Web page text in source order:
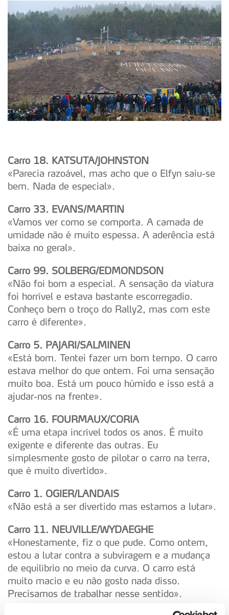
Carro 18. KATSUTA/JOHNSTON
«Parecia razoável, mas acho que o Elfyn saiu-se
bem. Nada de especial».
Carro 33. EVANS/MARTIN
«Vamos ver como se comporta. A camada de
umidade não é muito espessa. A aderência está
baixa no geral».
Carro 99. SOLBERG/EDMONDSON
«Não foi bom a especial. A sensação da viatura
foi horrível e estava bastante escorregadio.
Conheço bem o troço do Rally2, mas com este
carro é diferente».
Carro 5. PAJARI/SALMINEN
«Está bom. Tentei fazer um bom tempo. O carro
estava melhor do que ontem. Foi uma sensação
muito boa. Está um pouco húmido e isso está a
ajudar-nos na frente».
Carro 16. FOURMAUX/CORIA
«É uma etapa incrível todos os anos. É muito
exigente e diferente das outras. Eu
simplesmente gosto de pilotar o carro na terra,
que é muito divertido».
Carro 1. OGIER/LANDAIS
«Não está a ser divertido mas estamos a lutar».
Carro 11. NEUVILLE/WYDAEGHE
«Honestamente, fiz o que pude. Como ontem,
estou a lutar contra a subviragem e a mudança
de equilíbrio no meio da curva. O carro está
muito macio e eu não gosto nada disso.
Precisamos de trabalhar nesse sentido».